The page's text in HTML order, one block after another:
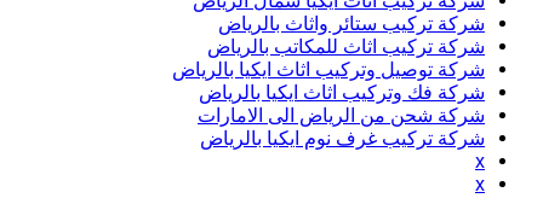
شركة تركيب ستائر واثاث بالرياض
شركة تركيب اثاث للمكاتب بالرياض
شركة توصيل وتركيب اثاث ايكيا بالرياض
شركة فك وتركيب اثاث ايكيا بالرياض
شركة شحن من الرياض الى الامارات
شركة تركيب غرف نوم ايكيا بالرياض
x
x